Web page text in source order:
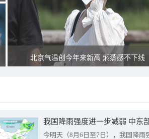
北京气温创今年来新高 焖蒸感不下线
今明天（8月6日至7日），我国降雨